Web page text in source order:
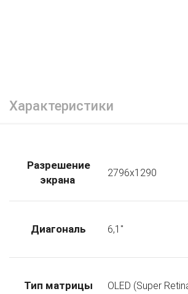
Характеристики
Разрешение
экрана
2796x1290
Диагональ 6,1"
Тип матрицы OLED (Super